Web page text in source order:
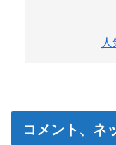
コメント、ネ